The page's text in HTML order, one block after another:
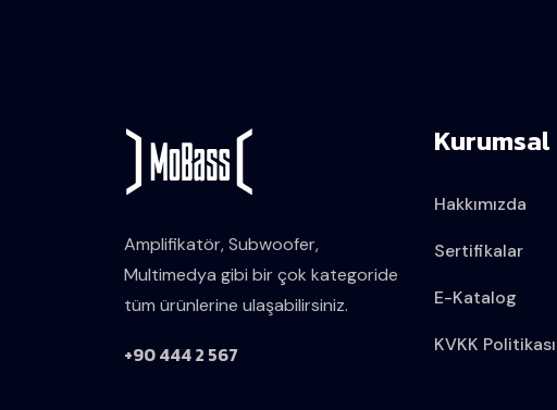
Amplifikatör, Subwoofer,
Multimedya gibi bir çok kategoride
tüm ürünlerine ulaşabilirsiniz.
+90 444 2 567
Kurumsal
Hakkımızda
Sertifikalar
E-Katalog
KVKK Politikası